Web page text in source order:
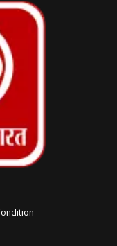
पड़ेगा, क्योंकि मई
चार्ज जुड़
न होकर किस्तों में
अचानक ज्यादा
कंपनियों की
है, लेकिन इससे आम